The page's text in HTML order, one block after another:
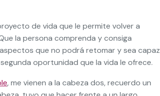
de vida que le permite volver a
la persona comprenda y consiga
que no podrá retomar y sea capaz
oportunidad que la vida le ofrece.
, me vienen a la cabeza dos, recuerdo un